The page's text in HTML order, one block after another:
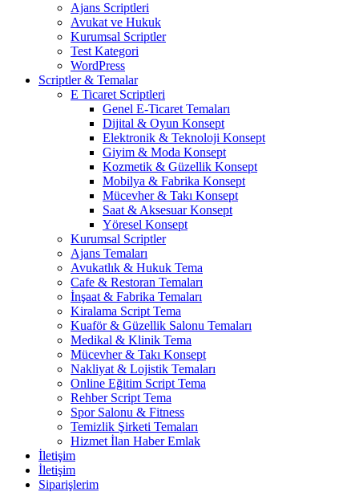
Ajans Scriptleri
Avukat ve Hukuk
Kurumsal Scriptler
Test Kategori
WordPress
Scriptler & Temalar
E Ticaret Scriptleri
Genel E-Ticaret Temaları
Dijital & Oyun Konsept
Elektronik & Teknoloji Konsept
Giyim & Moda Konsept
Kozmetik & Güzellik Konsept
Mobilya & Fabrika Konsept
Mücevher & Takı Konsept
Saat & Aksesuar Konsept
Yöresel Konsept
Kurumsal Scriptler
Ajans Temaları
Avukatlık & Hukuk Tema
Cafe & Restoran Temaları
İnşaat & Fabrika Temaları
Kiralama Script Tema
Kuaför & Güzellik Salonu Temaları
Medikal & Klinik Tema
Mücevher & Takı Konsept
Nakliyat & Lojistik Temaları
Online Eğitim Script Tema
Rehber Script Tema
Spor Salonu & Fitness
Temizlik Şirketi Temaları
Hizmet İlan Haber Emlak
İletişim
İletişim
Siparişlerim